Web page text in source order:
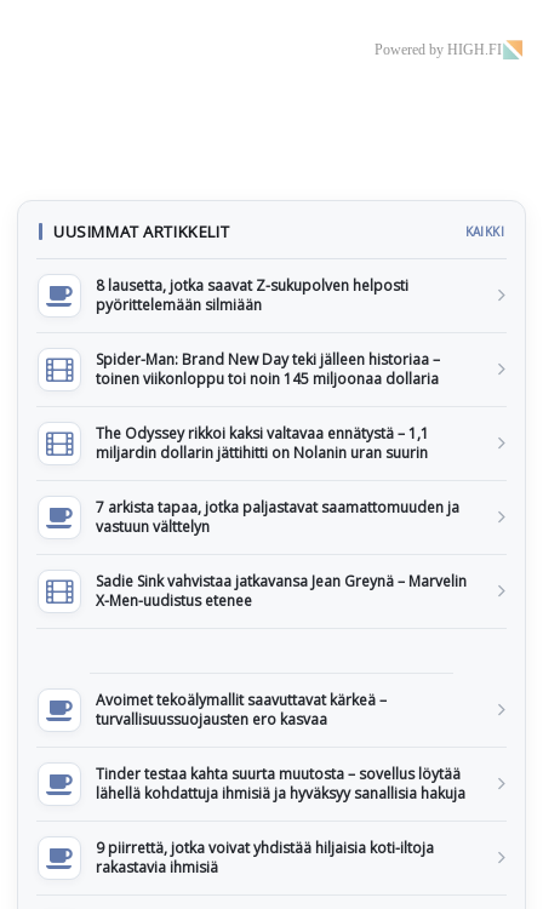
Powered by HIGH.FI
UUSIMMAT ARTIKKELIT KAIKKI
8 lausetta, jotka saavat Z-sukupolven helposti
pyörittelemään silmiään
Spider-Man: Brand New Day teki jälleen historiaa –
toinen viikonloppu toi noin 145 miljoonaa dollaria
The Odyssey rikkoi kaksi valtavaa ennätystä – 1,1
miljardin dollarin jättihitti on Nolanin uran suurin
7 arkista tapaa, jotka paljastavat saamattomuuden ja
vastuun välttelyn
Sadie Sink vahvistaa jatkavansa Jean Greynä – Marvelin
X-Men-uudistus etenee
Avoimet tekoälymallit saavuttavat kärkeä –
turvallisuussuojausten ero kasvaa
Tinder testaa kahta suurta muutosta – sovellus löytää
lähellä kohdattuja ihmisiä ja hyväksyy sanallisia hakuja
9 piirrettä, jotka voivat yhdistää hiljaisia koti-iltoja
rakastavia ihmisiä